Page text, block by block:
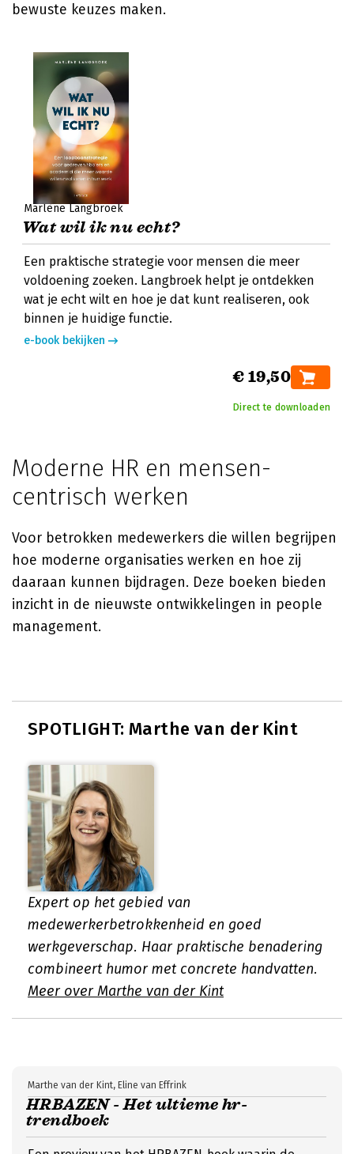
bewuste keuzes maken.
Marlène Langbroek
Wat wil ik nu echt?
Een praktische strategie voor mensen die meer
voldoening zoeken. Langbroek helpt je ontdekken
wat je echt wilt en hoe je dat kunt realiseren, ook
binnen je huidige functie.
e-book bekijken
€ 19,50
Direct te downloaden
Moderne HR en mensen-
centrisch werken
Voor betrokken medewerkers die willen begrijpen
hoe moderne organisaties werken en hoe zij
daaraan kunnen bijdragen. Deze boeken bieden
inzicht in de nieuwste ontwikkelingen in people
management.
SPOTLIGHT: Marthe van der Kint
Expert op het gebied van
medewerkerbetrokkenheid en goed
werkgeverschap. Haar praktische benadering
combineert humor met concrete handvatten.
Meer over Marthe van der Kint
HRBAZEN - Het ultieme hr-
trendboek
Marthe van der Kint, Eline van Effrink